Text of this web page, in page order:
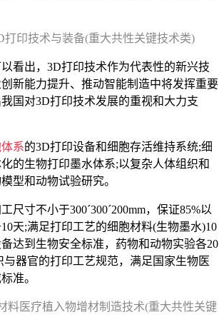
打印技术与装备(重大共性关键技术类)
看出，3D打印技术作为代表性的新兴技
新能力提升、推动智能制造中将发挥重要
国对3D打印技术发展的重视和大力支
系的3D打印设备和细胞存活维持系统;细
的生物打印墨水体系;以复杂人体组织和
型和动物试验研究。
尺寸不小于300´300´200mm，保证85%以
天;满足打印工艺的细胞材料(生物墨水)10
达到生物安全标准，药物和动物实验各20
与器官的打印工艺规范，满足国家生物医
准。
料医疗植入物增材制造技术(重大共性关键